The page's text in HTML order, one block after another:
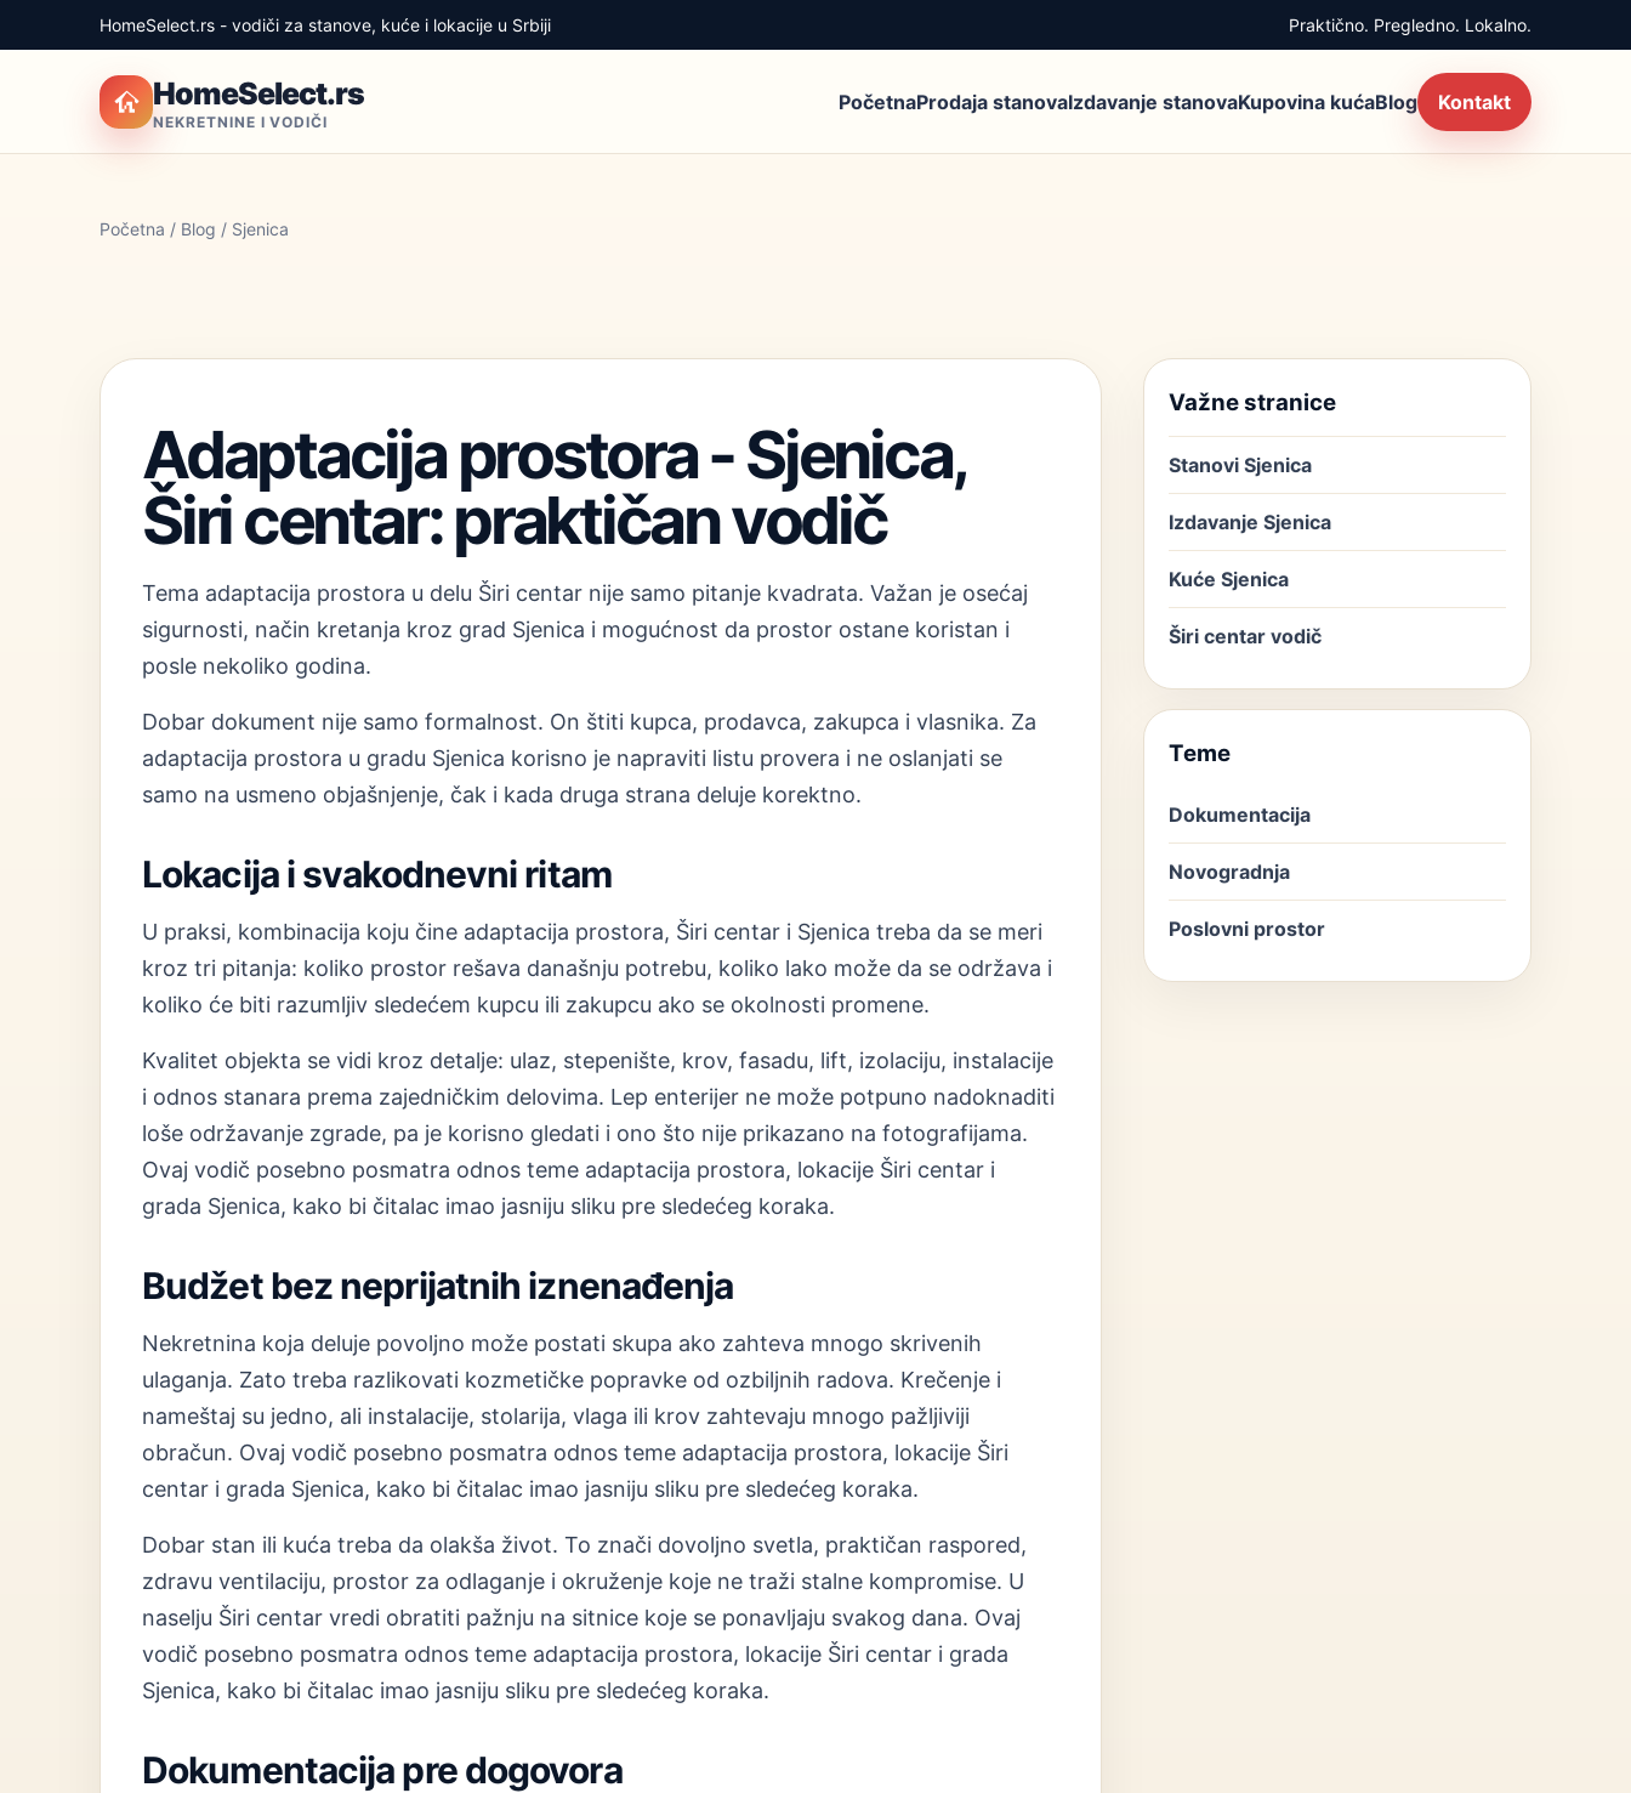
HomeSelect.rs - vodiči za stanove, kuće i lokacije u Srbiji Praktično. Pregledno. Lokalno.
HomeSelect.rs
NEKRETNINE I VODIČI
PočetnaProdaja stanovaIzdavanje stanovaKupovina kućaBlog Kontakt
Početna / Blog / Sjenica
Adaptacija prostora - Sjenica,
Širi centar: praktičan vodič
Tema adaptacija prostora u delu Širi centar nije samo pitanje kvadrata. Važan je osećaj
sigurnosti, način kretanja kroz grad Sjenica i mogućnost da prostor ostane koristan i
posle nekoliko godina.
Dobar dokument nije samo formalnost. On štiti kupca, prodavca, zakupca i vlasnika. Za
adaptacija prostora u gradu Sjenica korisno je napraviti listu provera i ne oslanjati se
samo na usmeno objašnjenje, čak i kada druga strana deluje korektno.
Lokacija i svakodnevni ritam
U praksi, kombinacija koju čine adaptacija prostora, Širi centar i Sjenica treba da se meri
kroz tri pitanja: koliko prostor rešava današnju potrebu, koliko lako može da se održava i
koliko će biti razumljiv sledećem kupcu ili zakupcu ako se okolnosti promene.
Kvalitet objekta se vidi kroz detalje: ulaz, stepenište, krov, fasadu, lift, izolaciju, instalacije
i odnos stanara prema zajedničkim delovima. Lep enterijer ne može potpuno nadoknaditi
loše održavanje zgrade, pa je korisno gledati i ono što nije prikazano na fotografijama.
Ovaj vodič posebno posmatra odnos teme adaptacija prostora, lokacije Širi centar i
grada Sjenica, kako bi čitalac imao jasniju sliku pre sledećeg koraka.
Budžet bez neprijatnih iznenađenja
Nekretnina koja deluje povoljno može postati skupa ako zahteva mnogo skrivenih
ulaganja. Zato treba razlikovati kozmetičke popravke od ozbiljnih radova. Krečenje i
nameštaj su jedno, ali instalacije, stolarija, vlaga ili krov zahtevaju mnogo pažljiviji
obračun. Ovaj vodič posebno posmatra odnos teme adaptacija prostora, lokacije Širi
centar i grada Sjenica, kako bi čitalac imao jasniju sliku pre sledećeg koraka.
Dobar stan ili kuća treba da olakša život. To znači dovoljno svetla, praktičan raspored,
zdravu ventilaciju, prostor za odlaganje i okruženje koje ne traži stalne kompromise. U
naselju Širi centar vredi obratiti pažnju na sitnice koje se ponavljaju svakog dana. Ovaj
vodič posebno posmatra odnos teme adaptacija prostora, lokacije Širi centar i grada
Sjenica, kako bi čitalac imao jasniju sliku pre sledećeg koraka.
Dokumentacija pre dogovora
Važne stranice
Stanovi Sjenica
Izdavanje Sjenica
Kuće Sjenica
Širi centar vodič
Teme
Dokumentacija
Novogradnja
Poslovni prostor